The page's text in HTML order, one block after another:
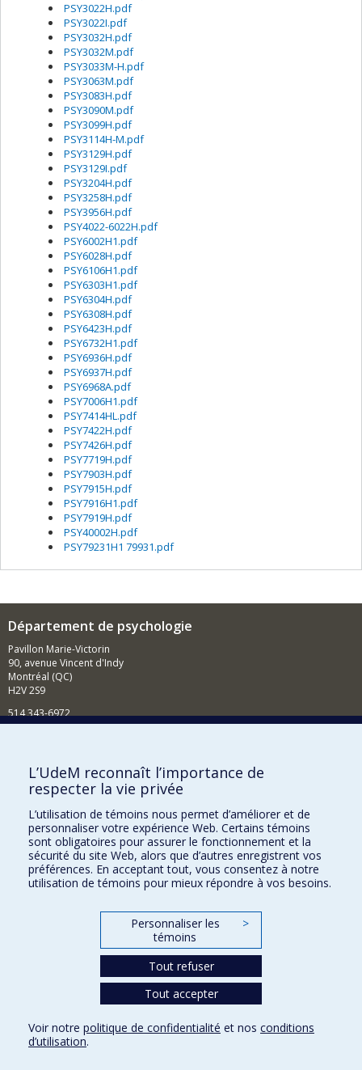
PSY3022H.pdf
PSY3022I.pdf
PSY3032H.pdf
PSY3032M.pdf
PSY3033M-H.pdf
PSY3063M.pdf
PSY3083H.pdf
PSY3090M.pdf
PSY3099H.pdf
PSY3114H-M.pdf
PSY3129H.pdf
PSY3129I.pdf
PSY3204H.pdf
PSY3258H.pdf
PSY3956H.pdf
PSY4022-6022H.pdf
PSY6002H1.pdf
PSY6028H.pdf
PSY6106H1.pdf
PSY6303H1.pdf
PSY6304H.pdf
PSY6308H.pdf
PSY6423H.pdf
PSY6732H1.pdf
PSY6936H.pdf
PSY6937H.pdf
PSY6968A.pdf
PSY7006H1.pdf
PSY7414HL.pdf
PSY7422H.pdf
PSY7426H.pdf
PSY7719H.pdf
PSY7903H.pdf
PSY7915H.pdf
PSY7916H1.pdf
PSY7919H.pdf
PSY40002H.pdf
PSY79231H1 79931.pdf
Département de psychologie
Pavillon Marie-Victorin
90, avenue Vincent d'Indy
Montréal (QC)
H2V 2S9
514 343-6972
Comment soutenir le Département?
BESOIN D'AIDE?
Plan du site
Signaler une erreur
Accessibilité
FACULTÉ DES ARTS ET DES SCIENCES
Nos départements et écoles
Conditions d’utilisation
L’UdeM reconnaît l’importance de
respecter la vie privée
L’utilisation de témoins nous permet d’améliorer et de
personnaliser votre expérience Web. Certains témoins
sont obligatoires pour assurer le fonctionnement et la
sécurité du site Web, alors que d’autres enregistrent vos
préférences. En acceptant tout, vous consentez à notre
utilisation de témoins pour mieux répondre à vos besoins.
Personnaliser les
témoins
>
Tout refuser
Tout accepter
Voir notre politique de confidentialité et nos conditions
d’utilisation.